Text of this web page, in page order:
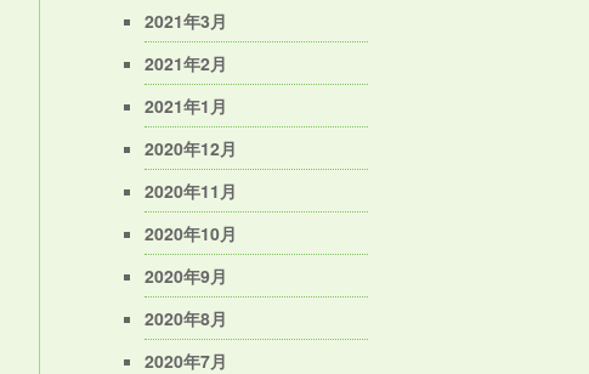
2021年3月
2021年2月
2021年1月
2020年12月
2020年11月
2020年10月
2020年9月
2020年8月
2020年7月